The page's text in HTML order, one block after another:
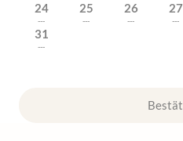
24
---
25
---
26
---
27
---
31
---